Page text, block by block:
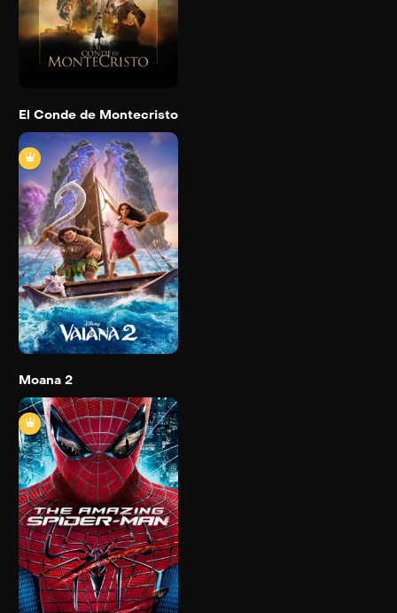
Trailer
Detail
El Conde de Montecristo
Moana 2
2024
100 min
Trailer
Detail
Moana 2
El sorprendente
Hombre Araña
2012 136 min
Trailer
Detail